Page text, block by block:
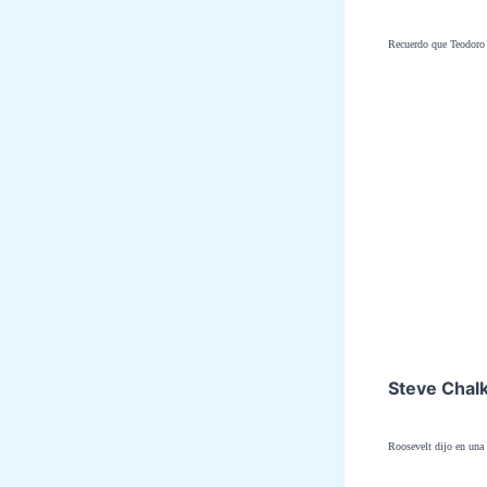
Recuerdo que Teodoro
Steve
Roosevelt dijo en una